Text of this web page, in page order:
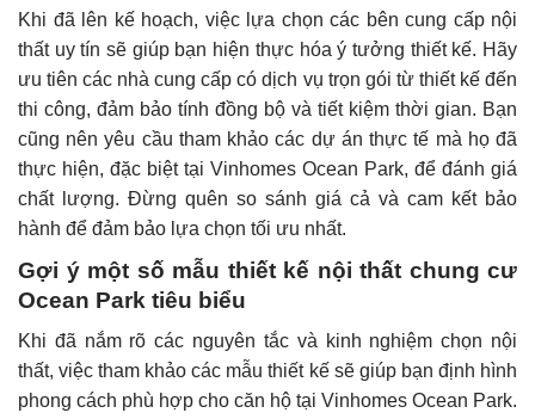
Khi đã lên kế hoạch, việc lựa chọn các bên cung cấp nội
thất uy tín sẽ giúp bạn hiện thực hóa ý tưởng thiết kế. Hãy
ưu tiên các nhà cung cấp có dịch vụ trọn gói từ thiết kế đến
thi công, đảm bảo tính đồng bộ và tiết kiệm thời gian. Bạn
cũng nên yêu cầu tham khảo các dự án thực tế mà họ đã
thực hiện, đặc biệt tại Vinhomes Ocean Park, để đánh giá
chất lượng. Đừng quên so sánh giá cả và cam kết bảo
hành để đảm bảo lựa chọn tối ưu nhất.
Gợi ý một số mẫu thiết kế nội thất chung cư
Ocean Park tiêu biểu
Khi đã nắm rõ các nguyên tắc và kinh nghiệm chọn nội
thất, việc tham khảo các mẫu thiết kế sẽ giúp bạn định hình
phong cách phù hợp cho căn hộ tại Vinhomes Ocean Park.